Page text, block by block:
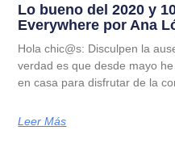
Lo bueno del 2020 y
Everywhere por Ana
Hola chic@s: Disculpen la
verdad es que desde mayo
en casa para disfrutar de la
Leer Más